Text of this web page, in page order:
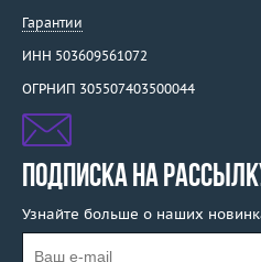
Гарантии
ИНН 503609561072
ОГРНИП 305507403500044
ПОДПИСКА НА
Узнайте больше о наших